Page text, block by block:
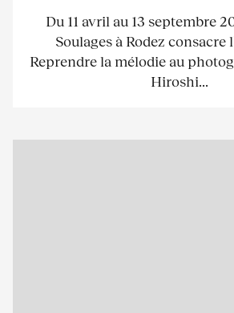
Du 11 avril au 13 septembre
Soulages à Rodez consacre
Reprendre la mélodie au
Hiroshi...